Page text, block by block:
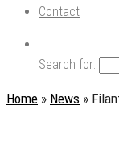
Contact
Search for:
Home » News »